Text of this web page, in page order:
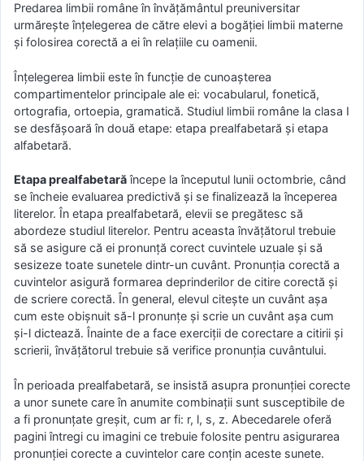
Predarea limbii române în învăţământul preuniversitar
urmăreşte înţelegerea de către elevi a bogăţiei limbii materne
şi folosirea corectă a ei în relaţiile cu oamenii.
Înțelegerea limbii este în funcţie de cunoaşterea
compartimentelor principale ale ei: vocabularul, fonetică,
ortografia, ortoepia, gramatică. Studiul limbii române la clasa I
se desfăşoară în două etape: etapa prealfabetară și etapa
alfabetară.
Etapa prealfabetară începe la începutul lunii octombrie, când
se încheie evaluarea predictivă şi se finalizează la începerea
literelor. În etapa prealfabetară, elevii se pregătesc să
abordeze studiul literelor. Pentru aceasta învăţătorul trebuie
să se asigure că ei pronunţă corect cuvintele uzuale şi să
sesizeze toate sunetele dintr-un cuvânt. Pronunţia corectă a
cuvintelor asigură formarea deprinderilor de citire corectă şi
de scriere corectă. În general, elevul citeşte un cuvânt aşa
cum este obişnuit să-l pronunţe şi scrie un cuvânt aşa cum
şi-l dictează. Înainte de a face exerciţii de corectare a citirii şi
scrierii, învăţătorul trebuie să verifice pronunţia cuvântului.
În perioada prealfabetară, se insistă asupra pronunţiei corecte
a unor sunete care în anumite combinaţii sunt susceptibile de
a fi pronunţate greşit, cum ar fi: r, l, s, z. Abecedarele oferă
pagini întregi cu imagini ce trebuie folosite pentru asigurarea
pronunţiei corecte a cuvintelor care conţin aceste sunete.